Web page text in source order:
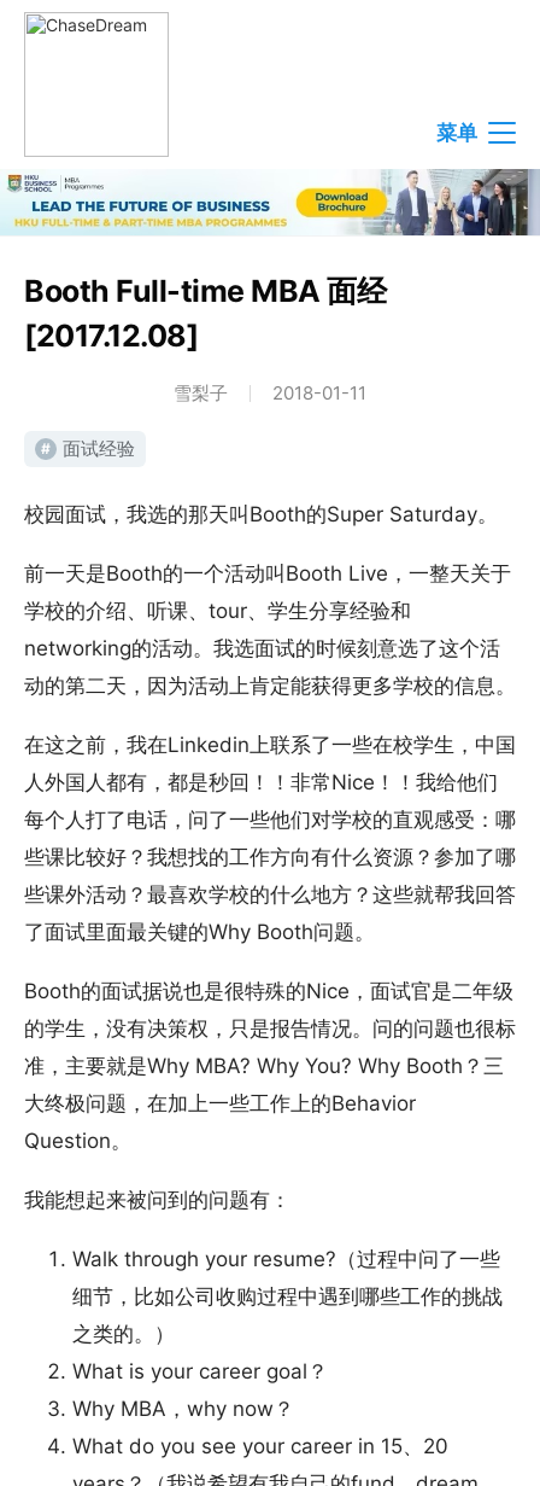
菜单
Booth Full-time MBA 面经
[2017.12.08]
雪梨子 2018-01-11
# 面试经验
校园面试，我选的那天叫Booth的Super Saturday。
前一天是Booth的一个活动叫Booth Live，一整天关于
学校的介绍、听课、tour、学生分享经验和
networking的活动。我选面试的时候刻意选了这个活
动的第二天，因为活动上肯定能获得更多学校的信息。
在这之前，我在Linkedin上联系了一些在校学生，中国
人外国人都有，都是秒回！！非常Nice！！我给他们
每个人打了电话，问了一些他们对学校的直观感受：哪
些课比较好？我想找的工作方向有什么资源？参加了哪
些课外活动？最喜欢学校的什么地方？这些就帮我回答
了面试里面最关键的Why Booth问题。
Booth的面试据说也是很特殊的Nice，面试官是二年级
的学生，没有决策权，只是报告情况。问的问题也很标
准，主要就是Why MBA? Why You? Why Booth？三
大终极问题，在加上一些工作上的Behavior
Question。
我能想起来被问到的问题有：
Walk through your resume?（过程中问了一些
细节，比如公司收购过程中遇到哪些工作的挑战
之类的。）
What is your career goal？
Why MBA，why now？
What do you see your career in 15、20